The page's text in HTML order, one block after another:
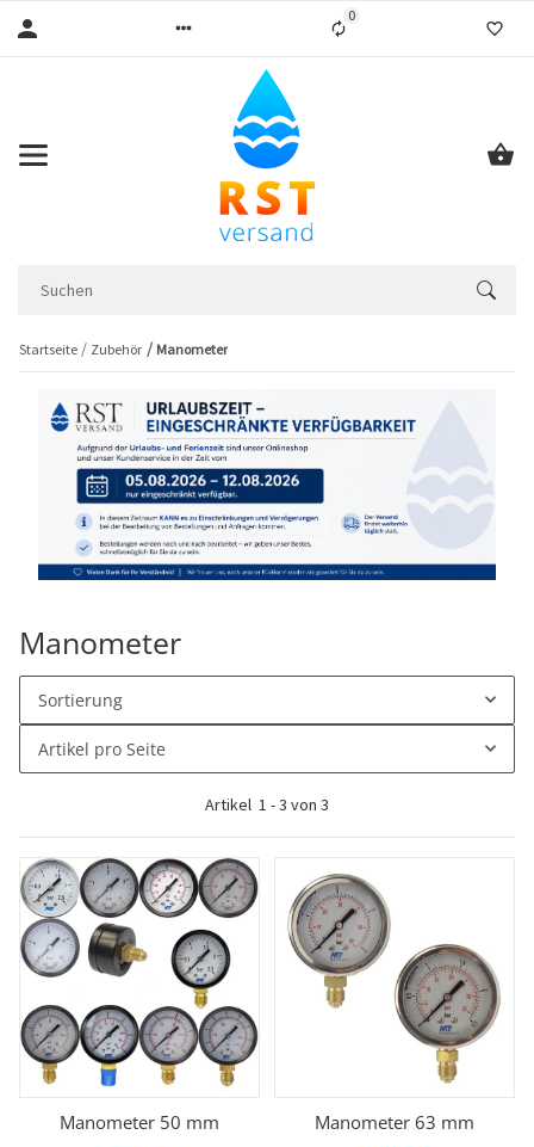
0Liste ist leer
Startseite Zubehör Manometer
Manometer
Sortierung
Artikel pro Seite
Artikel 1 -3 von 3
Manometer 50 mm Manometer 63 mm